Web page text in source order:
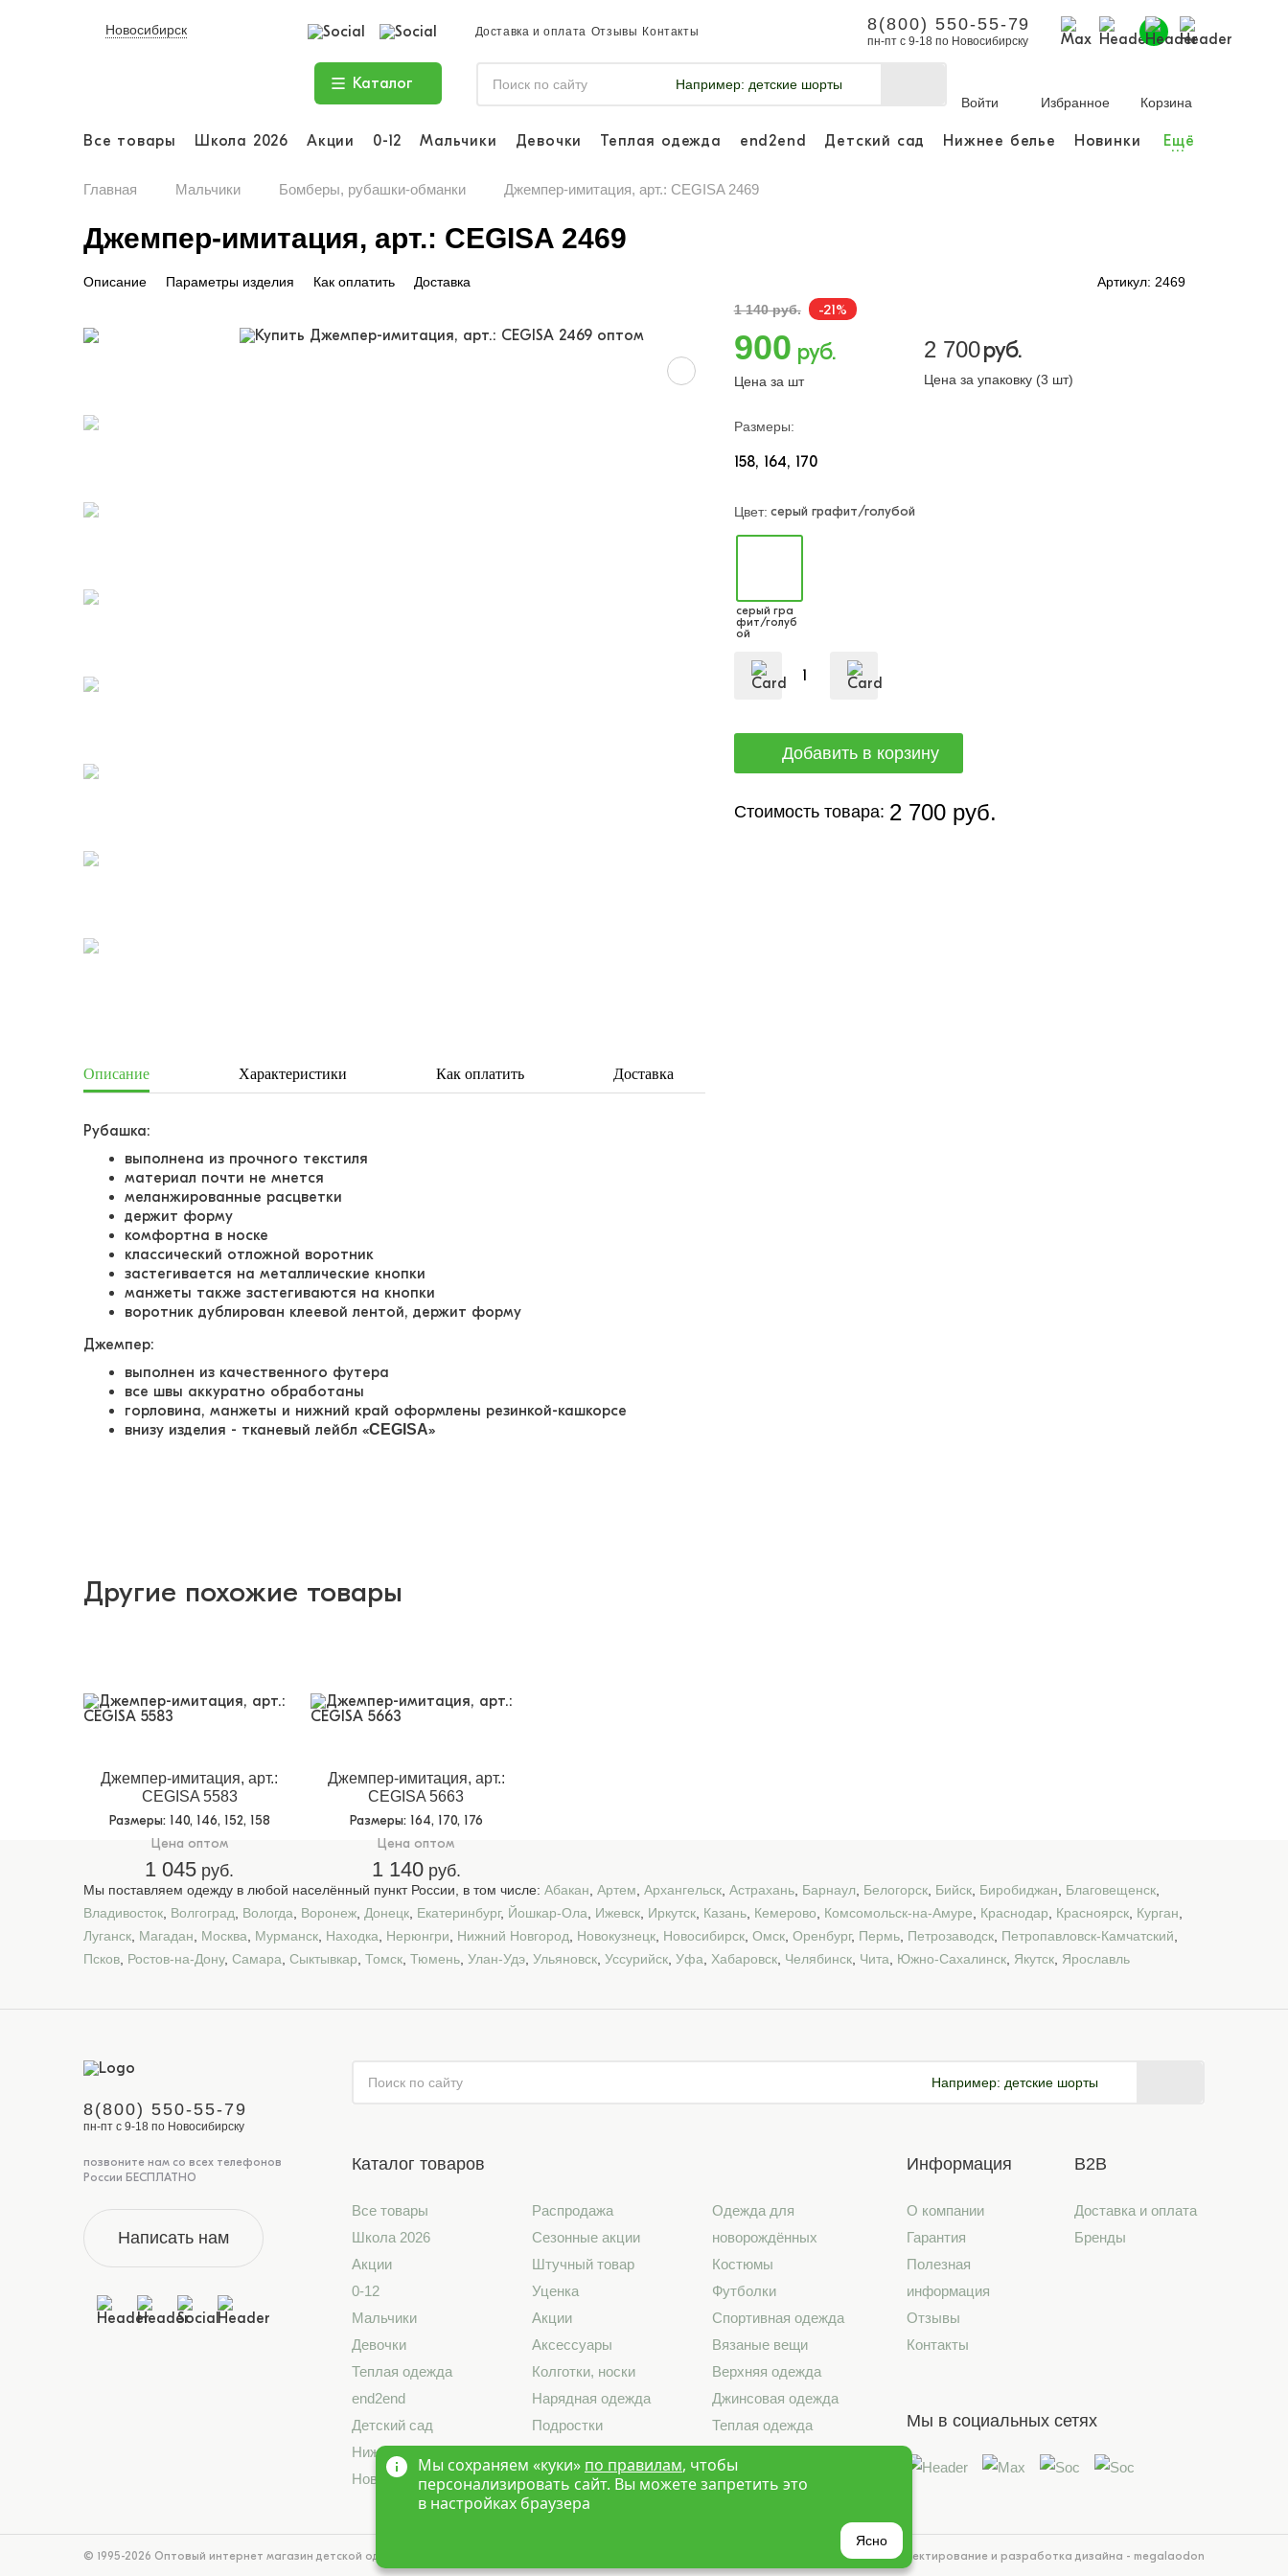
Новосибирск Доставка и оплата Отзывы Контакты 8(800) 550-55-79
пн-пт с 9-18 по Новосибирску
Каталог Например: детские шорты
Войти
Избранное Корзина
Все товары Школа 2026 Акции 0-12 Мальчики Девочки Теплая одежда end2end Детский сад Нижнее белье Новинки Ещё
...
Главная Мальчики Бомберы, рубашки-обманки Джемпер-имитация, арт.: CEGISA 2469
Джемпер-имитация, арт.: CEGISA 2469
Описание Параметры изделия Как оплатить Доставка
Артикул: 2469
1 140 руб.
-21%
900 руб.
Цена за шт
2 700руб.
Цена за упаковку (3 шт)
Размеры:
158 164 170
Цвет: серый графит/голубой
серый гра
фит/голуб
ой
Стоимость товара: 2 700 руб.
Описание Характеристики Как оплатить Доставка
Рубашка:
выполнена из прочного текстиля
материал почти не мнется
меланжированные расцветки
держит форму
комфортна в носке
классический отложной воротник
застегивается на металлические кнопки
манжеты также застегиваются на кнопки
воротник дублирован клеевой лентой, держит форму
Джемпер:
выполнен из качественного футера
все швы аккуратно обработаны
горловина, манжеты и нижний край оформлены резинкой-кашкорсе
внизу изделия - тканевый лейбл «CEGISA»
Другие похожие товары
Джемпер-имитация, арт.:
CEGISA 5583
Размеры: 140, 146, 152, 158
Цена оптом
1 045 руб.
Джемпер-имитация, арт.:
CEGISA 5663
Размеры: 164, 170, 176
Цена оптом
1 140руб.
Мы поставляем одежду в любой населённый пункт России, в том числе: Абакан Артем Архангельск Астрахань Барнаул Белогорск Бийск Биробиджан Благовещенск
Владивосток Волгоград Вологда Воронеж Донецк Екатеринбург, Йошкар-Ола Ижевск Иркутск Казань Кемерово Комсомольск-на-Амуре Краснодар Красноярск Курган
Луганск Магадан Москва Мурманск Находка Нерюнгри Нижний Новгород Новокузнецк Новосибирск Омск Оренбург, Пермь Петрозаводск Петропавловск-Камчатский
Псков Ростов-на-Дону, Самара Сыктывкар Томск Тюмень Улан-Удэ Ульяновск Уссурийск Уфа Хабаровск Челябинск Чита Южно-Сахалинск Якутск Ярославль
8(800) 550-55-79
пн-пт с 9-18 по Новосибирску
позвоните нам со всех телефонов
России БЕСПЛАТНО
Написать нам
Например: детские шорты
Каталог товаров
Все товары
Школа 2026
Акции
0-12
Мальчики
Девочки
Теплая одежда
end2end
Детский сад
Нижнее белье
Новинки
Распродажа
Сезонные акции
Штучный товар
Уценка
Акции
Аксессуары
Колготки, носки
Нарядная одежда
Подростки
Одежда для
новорождённых
Костюмы
Футболки
Спортивная одежда
Вязаные вещи
Верхняя одежда
Джинсовая одежда
Теплая одежда
Информация
О компании
Гарантия
Полезная
информация
Отзывы
Контакты
B2B
Доставка и оплата
Бренды
Мы в социальных сетях
© 1995-2026 Оптовый интернет магазин детской одежды «Краски Детства» Карта сайта Проектирование и разработка дизайна - megalaodon
Мы сохраняем «куки» по правилам, чтобы
персонализировать сайт. Вы можете запретить это
в настройках браузера
Ясно